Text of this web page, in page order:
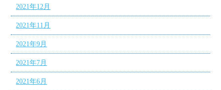
2021年12月
2021年11月
2021年9月
2021年7月
2021年6月